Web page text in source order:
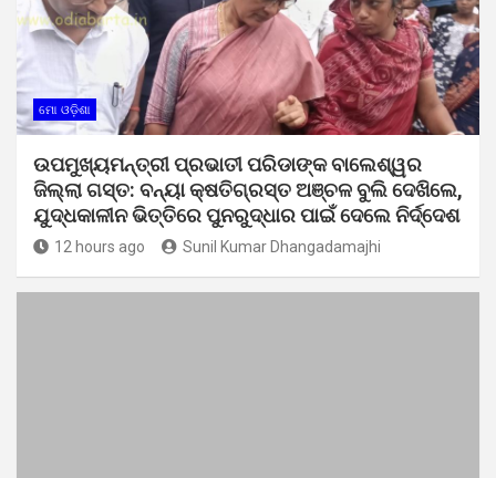
ମୋ ଓଡ଼ିଶା
ଉପମୁଖ୍ୟମନ୍ତ୍ରୀ ପ୍ରଭାତୀ ପରିଡାଙ୍କ ବାଲେଶ୍ୱର
ଜିଲ୍ଲା ଗସ୍ତ: ବନ୍ୟା କ୍ଷତିଗ୍ରସ୍ତ ଅଞ୍ଚଳ ବୁଲି ଦେଖିଲେ,
ଯୁଦ୍ଧକାଳୀନ ଭିତ୍ତିରେ ପୁନରୁଦ୍ଧାର ପାଇଁ ଦେଲେ ନିର୍ଦ୍ଦେଶ
12 hours ago Sunil Kumar Dhangadamajhi